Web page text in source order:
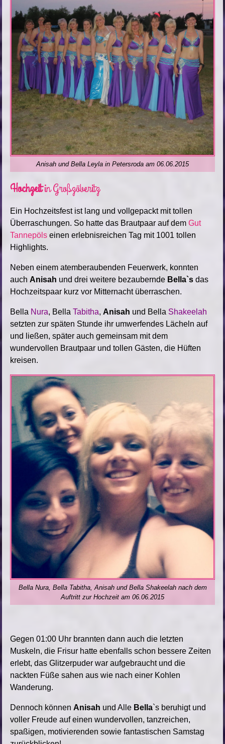
Anisah und Bella Leyla in Petersroda am 06.06.2015
Hochzeitin Großzöberitz
Ein Hochzeitsfest ist lang und vollgepackt mit tollen
Überraschungen. So hatte das Brautpaar auf demGut
Tannepöls einen erlebnisreichen Tag mit 1001 tollen
Highlights.
Neben einem atemberaubenden Feuerwerk, konnten
auchAnisah und drei weitere bezaubernde Bella`s das
Hochzeitspaar kurz vor Mitternacht überraschen.
Bella Nura, BellaTabitha, Anisah und Bella Shakeelah
setzten zur späten Stunde ihr umwerfendes Lächeln auf
und ließen, später auch gemeinsam mit dem
wundervollen Brautpaar und tollen Gästen, die Hüften
kreisen.
Bella Nura, Bella Tabitha, Anisah und Bella Shakeelah nach dem
Auftritt zur Hochzeit am 06.06.2015
Gegen 01:00 Uhr brannten dann auch die letzten
Muskeln, die Frisur hatte ebenfalls schon bessere Zeiten
erlebt, das Glitzerpuder war aufgebraucht und die
nackten Füße sahen aus wie nach einer Kohlen
Wanderung.
Dennoch können Anisah und Alle Bella`s beruhigt und
voller Freude auf einen wundervollen, tanzreichen,
spaßigen, motivierenden sowie fantastischen Samstag